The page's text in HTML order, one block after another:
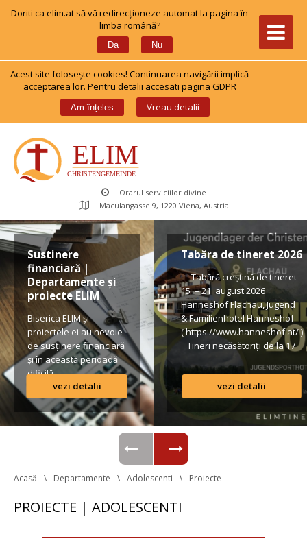
Doriti ca elim.at să vă redirecționeze automat la pagina în
limba română?
Da Nu
Acest site foloseşte cookies! Continuarea navigării implică
acceptarea lor. Pentru detalii accesati pagina GDPR
Am înțele Vreau detalii
Orarul serviciilor divine
Maculangasse 9, 1220 Viena, Austria
Sustinere
financiară |
Departamente și
proiecte ELIM
Biserica ELIM și
proiectele ei au nevoie
de susținere financiară
și în această perioadă
dificilă.
Lista conturilor bancare
vezi detalii
Tabăra de tineret 2026
Tabără creștină de tineret
15 – 21 august 2026
Hanneshof Flachau, Jugend
& Familienhotel Hanneshof
( https://www.hanneshof.at/ )
Tineri necăsătoriți de la 17
ani în sus € 420/ p.P.
(inclusiv Vollpension,
activități, transport*)
Formular de înscriere
Regulamentul taberei
*Având în vedere că o parte
din transportul […]
vezi detalii
Acasă Departamente Adolescenti Proiecte
PROIECTE | ADOLESCENTI